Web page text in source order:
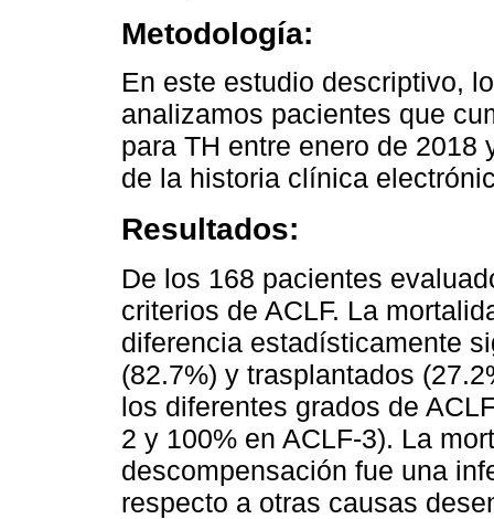
Metodología:
En este estudio descriptivo,
analizamos pacientes que
para TH entre enero de
de la historia clínica
Resultados:
De los 168 pacientes
criterios de ACLF. La
diferencia estadísticamente
(82.7%) y trasplantados
los diferentes grados de
2 y 100% en ACLF-3). La
descompensación fue una
respecto a otras causas